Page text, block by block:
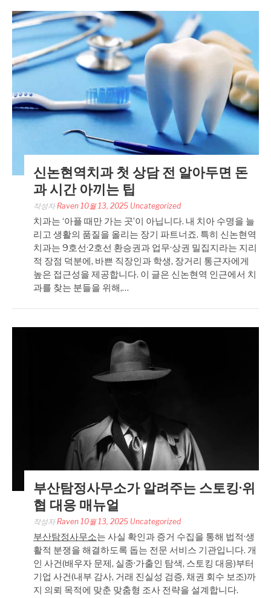
신논현역치과 첫 상담 전 알아두면 돈
과 시간 아끼는 팁
작성자 Raven 10월 13, 2025 Uncategorized
치과는 ‘아플 때만 가는 곳’이 아닙니다. 내 치아 수명을 늘
리고 생활의 품질을 올리는 장기 파트너죠. 특히 신논현역
치과는 9호선·2호선 환승권과 업무·상권 밀집지라는 지리
적 장점 덕분에, 바쁜 직장인과 학생, 장거리 통근자에게
높은 접근성을 제공합니다. 이 글은 신논현역 인근에서 치
과를 찾는 분들을 위해,…
부산탐정사무소가 알려주는 스토킹·위
협 대응 매뉴얼
작성자 Raven 10월 13, 2025 Uncategorized
부산탐정사무소는 사실 확인과 증거 수집을 통해 법적·생
활적 분쟁을 해결하도록 돕는 전문 서비스 기관입니다. 개
인 사건(배우자 문제, 실종·가출인 탐색, 스토킹 대응)부터
기업 사건(내부 감사, 거래 진실성 검증, 채권 회수 보조)까
지 의뢰 목적에 맞춘 맞춤형 조사 전략을 설계합니다.